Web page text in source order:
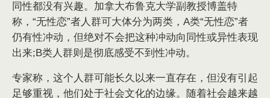
同性都没有兴趣。加拿大布鲁克大学副教授博盖特
称，“无性恋”者人群可大体分为两类，A类“无性恋”者
仍有性冲动，但绝对不会把这种冲动向同性或异性表现
出来;B类人群则是彻底感受不到性冲动。
专家称，这个人群可能长久以来一直存在，但没有引起
足够重视，他们处于社会文化的边缘。随着社会越来越